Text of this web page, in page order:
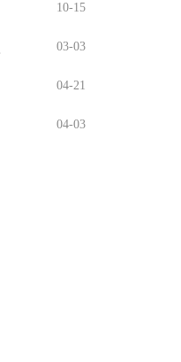
10-15
03-03
04-21
04-03